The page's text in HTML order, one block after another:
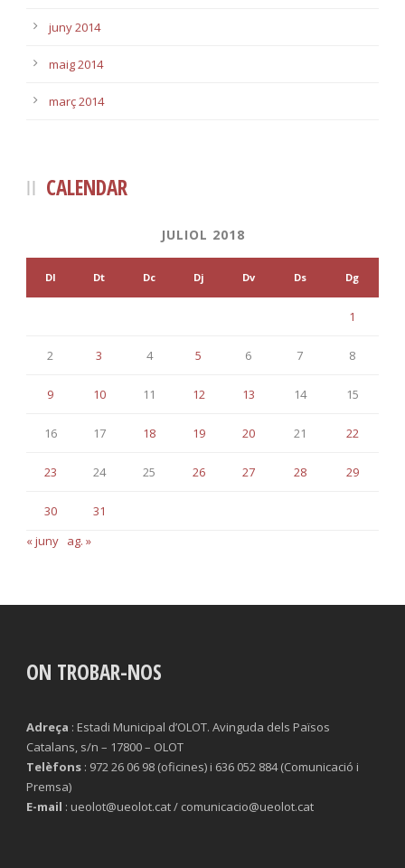
juny 2014
maig 2014
març 2014
CALENDAR
JULIOL 2018
Dl Dt Dc Dj Dv Ds Dg
1
2 3 4 5 6 7 8
9 10 11 12 13 14 15
16 17 18 19 20 21 22
23 24 25 26 27 28 29
30
31
« juny ag. »
ON TROBAR-NOS
Adreça : Estadi Municipal d’OLOT. Avinguda dels Països
Catalans, s/n – 17800 – OLOT
Telèfons : 972 26 06 98 (oficines) i 636 052 884 (Comunicació i
Premsa)
E-mail : ueolot@ueolot.cat / comunicacio@ueolot.cat